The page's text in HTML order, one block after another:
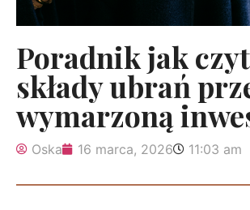
Poradnik jak
składy ubrań
wymarzoną
Oska 16 marca, 2026 11:03 am